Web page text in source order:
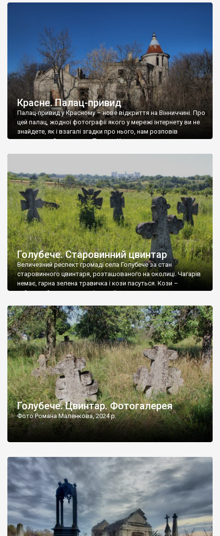
Красне. Палац-привид
Палац-привид у Красному – нове відкриття на Вінниччині. Про
цей палац, жодної фотографії якого у мережі інтернету ви не
знайдете, як і взагалі згадки про нього, нам розповів
мешканець Самгородка. Палац у Красному вразив не лише
Голубече. Старовинний цвинтар
Величезний респект громаді села Голубече за стан
старовинного цвинтаря, розташованого на околиці. Чагарів
немає, гарна зелена травичка і кози пасуться. Кози –
найкращий регулятор шкідливої, для старих кладовищ,
бруньками, кози ті бруньки обгризають, бо то улюблений
делікатес. На цвинтарі у Голубечому ціла колекція
різноманітних форм хрестів. Село відносно невелике, […]
Голубече. Цвинтар. Фотогалерея
Фото Романа Маленкова, 2024 р.